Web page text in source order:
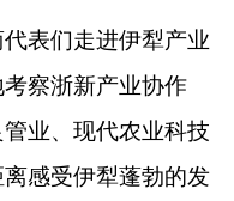
表们走进伊犁产业
察浙新产业协作
业、现代农业科技
感受伊犁蓬勃的发